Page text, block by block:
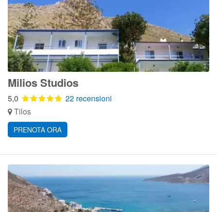
Milios Studios
5,0
22 recensioni
Tilos
PRENOTA ORA